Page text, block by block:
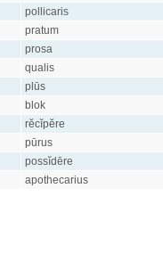
pollicaris
pratum
prosa
qualis
plūs
blok
rĕcĭpĕre
pūrus
possĭdēre
apothecarius